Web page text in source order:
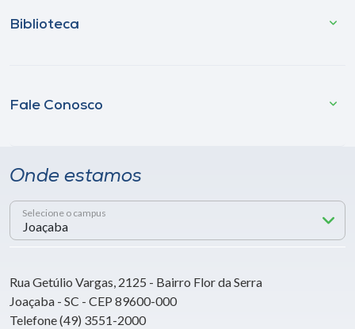
Biblioteca
Fale Conosco
Onde estamos
Selecione o campus
Rua Getúlio Vargas, 2125 - Bairro Flor da Serra
Joaçaba - SC - CEP 89600-000
Telefone (49) 3551-2000